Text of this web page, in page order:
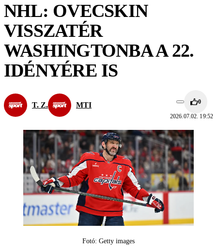
NHL: OVECSKIN
VISSZATÉR
WASHINGTONBA A 22.
IDÉNYÉRE IS
T. Z. MTI 0
2026.07.02. 19:52
Fotó: Getty images